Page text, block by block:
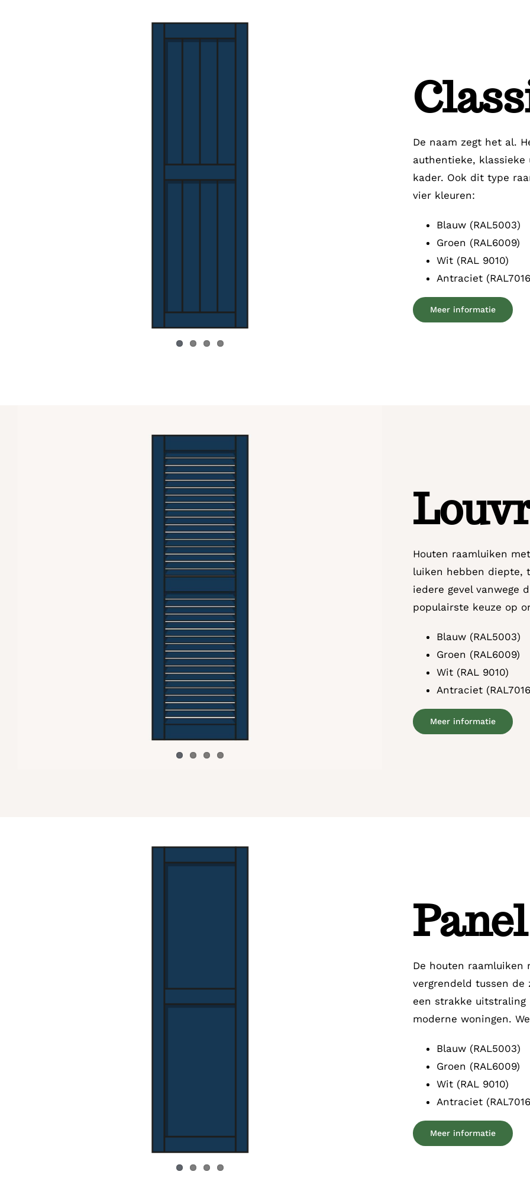
De naam zegt het al.
authentieke,
kader. Ook dit type
vier kleuren:
Blauw (RAL5003)
Groen (RAL6009)
Wit (RAL 9010)
Antraciet
Meer informatie
Houten raamluiken
luiken hebben diepte,
iedere gevel vanwege
populairste keuze op
Blauw (RAL5003)
Groen (RAL6009)
Wit (RAL 9010)
Antraciet
Meer informatie
Panel
De houten raamluiken
vergrendeld tussen de
een strakke uitstraling
moderne woningen.
Blauw (RAL5003)
Groen (RAL6009)
Wit (RAL 9010)
Antraciet
Meer informatie